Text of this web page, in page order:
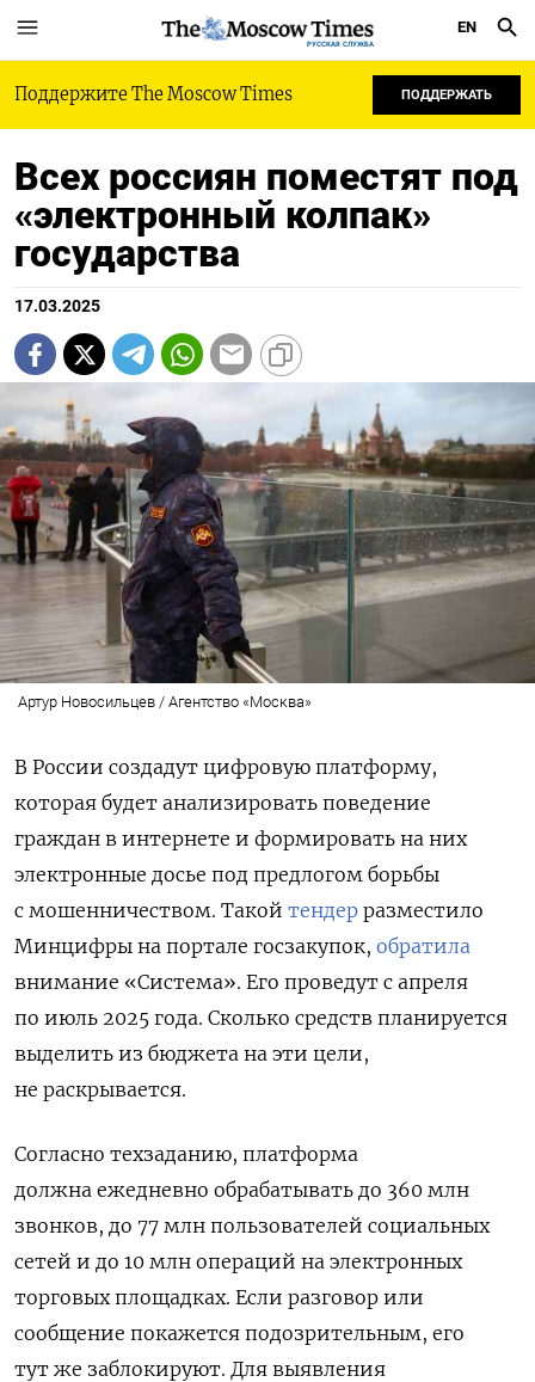
РУССКАЯ СЛУЖБА
EN
Поддержите The Moscow Times ПОДДЕРЖАТЬ
Всех россиян поместят под
«электронный колпак»
государства
17.03.2025
Артур Новосильцев / Агентство «Москва»
В России создадут цифровую платформу,
которая будет анализировать поведение
граждан в интернете и формировать на них
электронные досье под предлогом борьбы
с мошенничеством. Такой тендер разместило
Минцифры на портале госзакупок, обратила
внимание «Система». Его проведут с апреля
по июль 2025 года. Сколько средств планируется
выделить из бюджета на эти цели,
не раскрывается.
Согласно техзаданию, платформа
должна ежедневно обрабатывать до 360 млн
звонков, до 77 млн пользователей социальных
сетей и до 10 млн операций на электронных
торговых площадках. Если разговор или
сообщение покажется подозрительным, его
тут же заблокируют. Для выявления